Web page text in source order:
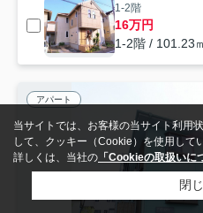
1-2階
16万円
1-2階 / 101.23
アパート
当サイトでは、お客様の当サイト利用
して、クッキー（Cookie）を使用して
詳しくは、当社の 「Cookieの取扱いに
閉